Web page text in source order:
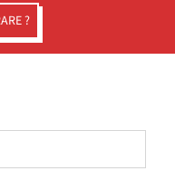
?